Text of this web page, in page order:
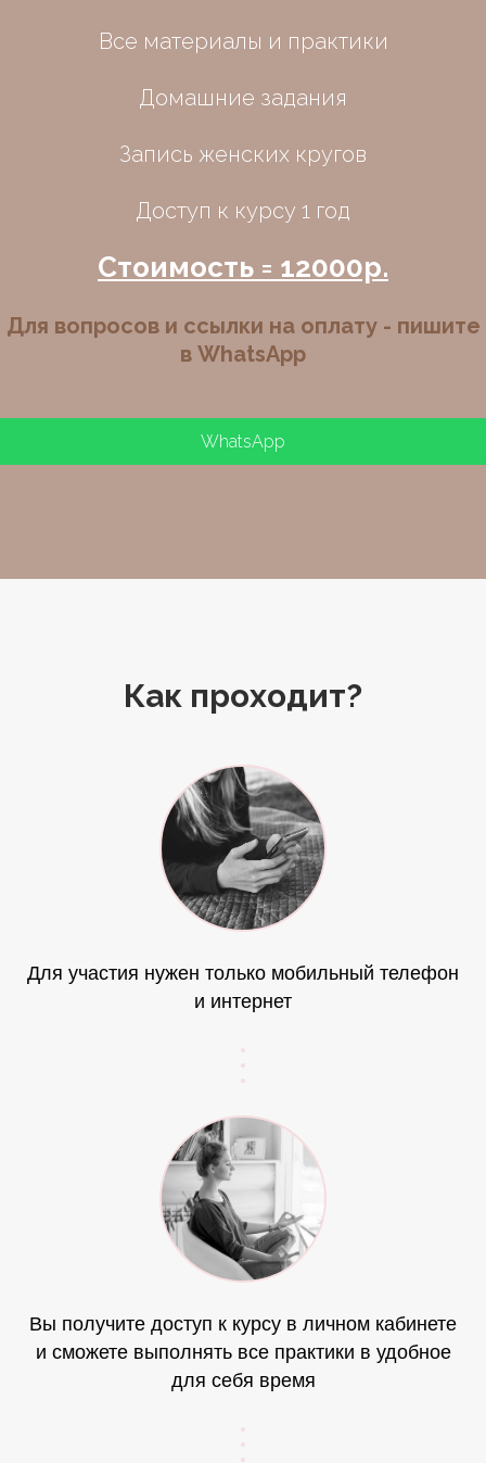
Все материалы и практики
Домашние задания
Запись женских кругов
Доступ к курсу 1 год
Стоимость = 12000р.
Для вопросов и ссылки на оплату - пишите
в WhatsApp
WhatsApp
Как проходит?
Для участия нужен только мобильный телефон
и интернет
Вы получите доступ к курсу в личном кабинете
и сможете выполнять все практики в удобное
для себя время